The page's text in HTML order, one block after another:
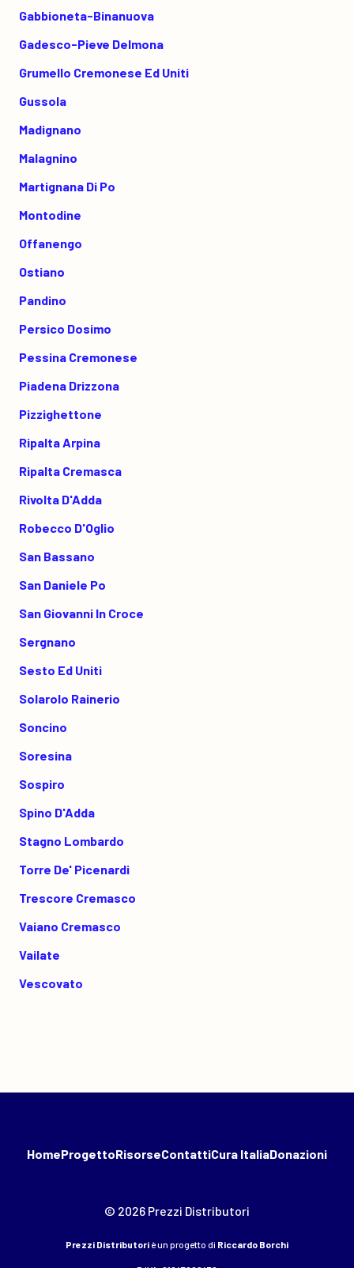
Gabbioneta-Binanuova
Gadesco-Pieve Delmona
Grumello Cremonese Ed Uniti
Gussola
Madignano
Malagnino
Martignana Di Po
Montodine
Offanengo
Ostiano
Pandino
Persico Dosimo
Pessina Cremonese
Piadena Drizzona
Pizzighettone
Ripalta Arpina
Ripalta Cremasca
Rivolta D'Adda
Robecco D'Oglio
San Bassano
San Daniele Po
San Giovanni In Croce
Sergnano
Sesto Ed Uniti
Solarolo Rainerio
Soncino
Soresina
Sospiro
Spino D'Adda
Stagno Lombardo
Torre De' Picenardi
Trescore Cremasco
Vaiano Cremasco
Vailate
Vescovato
HomeProgettoRisorseContattiCura ItaliaDonazioni
© 2026 Prezzi Distributori
Prezzi Distributori è un progetto di Riccardo Borchi